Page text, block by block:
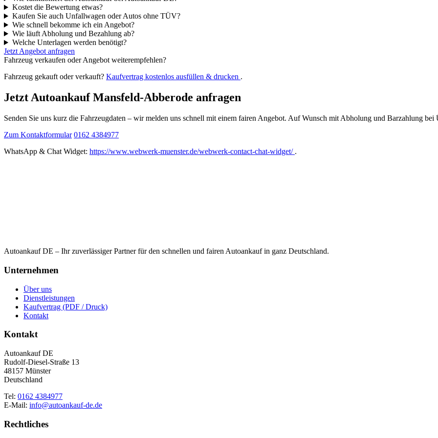
Kostet die Bewertung etwas?
Kaufen Sie auch Unfallwagen oder Autos ohne TÜV?
Wie schnell bekomme ich ein Angebot?
Wie läuft Abholung und Bezahlung ab?
Welche Unterlagen werden benötigt?
Jetzt Angebot anfragen
Fahrzeug verkaufen oder Angebot weiterempfehlen?
Fahrzeug gekauft oder verkauft? Kaufvertrag kostenlos ausfüllen & drucken .
Jetzt Autoankauf Mansfeld-Abberode anfragen
Senden Sie uns kurz die Fahrzeugdaten – wir melden uns schnell mit einem fairen Angebot. Auf Wunsch mit Abholung und Barzahlung bei
Zum Kontaktformular 0162 4384977
WhatsApp & Chat Widget: https://www.webwerk-muenster.de/webwerk-contact-chat-widget/ .
Autoankauf DE – Ihr zuverlässiger Partner für den schnellen und fairen Autoankauf in ganz Deutschland.
Unternehmen
Über uns
Dienstleistungen
Kaufvertrag (PDF / Druck)
Kontakt
Kontakt
Autoankauf DE
Rudolf-Diesel-Straße 13
48157 Münster
Deutschland
Tel: 0162 4384977
E-Mail: info@autoankauf-de.de
Rechtliches